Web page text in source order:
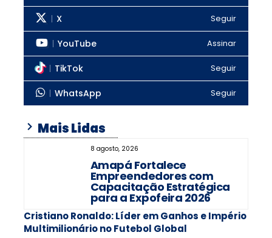
X Seguir
YouTube Assinar
TikTok Seguir
WhatsApp Seguir
Mais Lidas
8 agosto, 2026
Amapá Fortalece
Empreendedores com
Capacitação Estratégica
para a Expofeira 2026
Cristiano Ronaldo: Líder em Ganhos e Império
Multimilionário no Futebol Global